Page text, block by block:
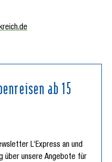
ab 15
L‘Express an und
über unsere Angebote für